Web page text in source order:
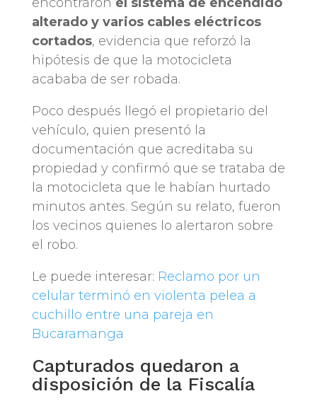
encontraron el sistema de encendido
alterado y varios cables eléctricos
cortados, evidencia que reforzó la
hipótesis de que la motocicleta
acababa de ser robada.
Poco después llegó el propietario del
vehículo, quien presentó la
documentación que acreditaba su
propiedad y confirmó que se trataba de
la motocicleta que le habían hurtado
minutos antes. Según su relato, fueron
los vecinos quienes lo alertaron sobre
el robo.
Le puede interesar: Reclamo por un
celular terminó en violenta pelea a
cuchillo entre una pareja en
Bucaramanga
Capturados quedaron a
disposición de la Fiscalía